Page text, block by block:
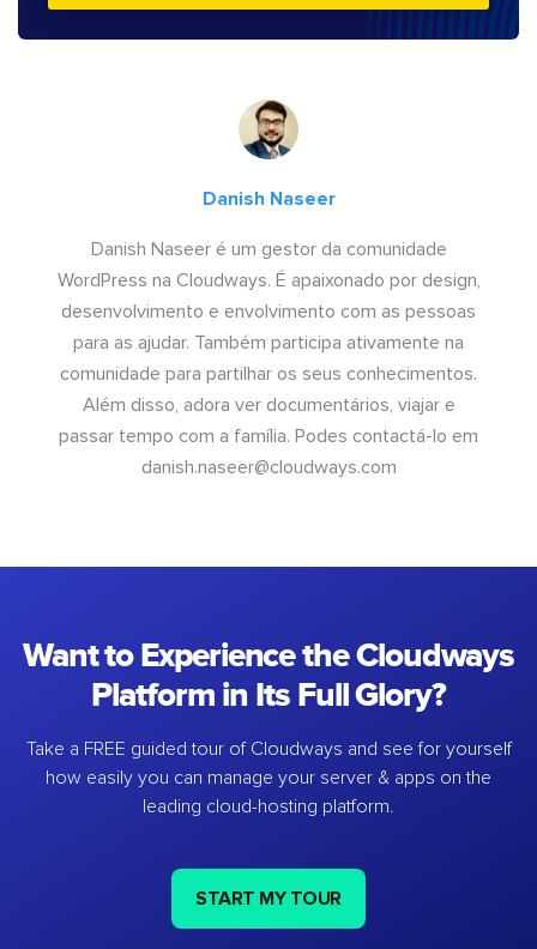
Danish Naseer
Danish Naseer é um gestor da comunidade
WordPress na Cloudways. É apaixonado por design,
desenvolvimento e envolvimento com as pessoas
para as ajudar. Também participa ativamente na
comunidade para partilhar os seus conhecimentos.
Além disso, adora ver documentários, viajar e
passar tempo com a família. Podes contactá-lo em
danish.naseer@cloudways.com
Want to Experience the Cloudways
Platform in Its Full Glory?
Take a FREE guided tour of Cloudways and see for yourself
how easily you can manage your server & apps on the
leading cloud-hosting platform.
START MY TOUR